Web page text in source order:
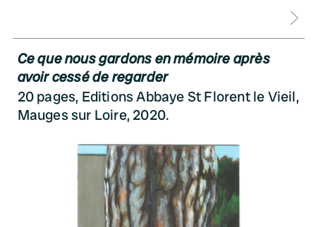
Ce que nous gardons en mémoire après
avoir cessé de regarder
20 pages, Editions Abbaye St Florent le Vieil,
Mauges sur Loire, 2020.